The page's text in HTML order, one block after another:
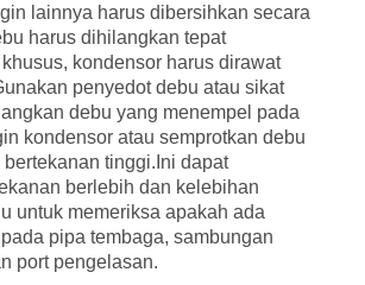
lainnya harus dibersihkan secara
harus dihilangkan tepat
kondensor harus dirawat
penyedot debu atau sikat
debu yang menempel pada
kondensor atau semprotkan debu
tinggi.Ini dapat
berlebih dan kelebihan
untuk memeriksa apakah ada
pipa tembaga, sambungan
port pengelasan.